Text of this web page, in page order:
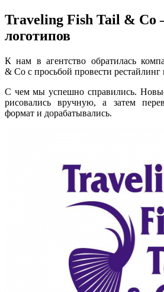
Traveling Fish Tail & Co
логотипов
К нам в агентство обратилась
& Co с просьбой провести рестайлинг
С чем мы успешно справились.
рисовались вручную, а затем
формат и дорабатывались.